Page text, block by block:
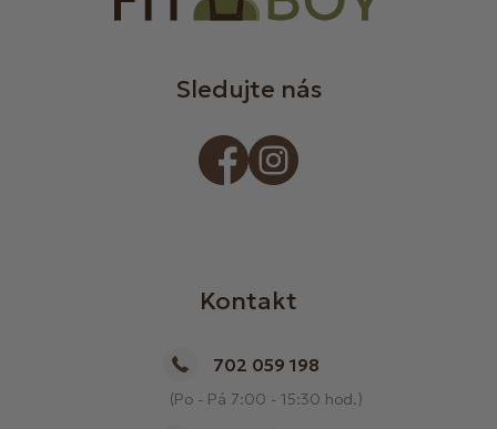
Sledujte nás
Kontakt
702 059 198
(Po - Pá 7:00 - 15:30 hod.)